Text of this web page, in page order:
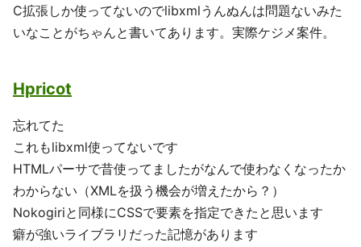
C拡張しか使ってないのでlibxmlうんぬんは問題ないみた
いなことがちゃんと書いてあります。実際ケジメ案件。
Hpricot
忘れてた
これもlibxml使ってないです
HTMLパーサで昔使ってましたがなんで使わなくなったか
わからない（XMLを扱う機会が増えたから？）
Nokogiriと同様にCSSで要素を指定できたと思います
癖が強いライブラリだった記憶があります